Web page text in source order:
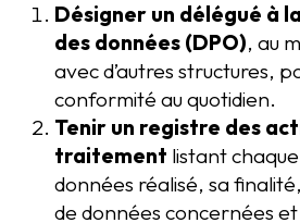
Désigner un délégué à
des données (DPO), au
avec d’autres structures,
conformité au quotidien.
Tenir un registre des
traitement listant
données réalisé, sa
de données concernées et